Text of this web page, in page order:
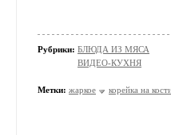
Рубрики: БЛЮДА ИЗ МЯСА
ВИДЕО-КУХНЯ
Метки: жаркое корейка на